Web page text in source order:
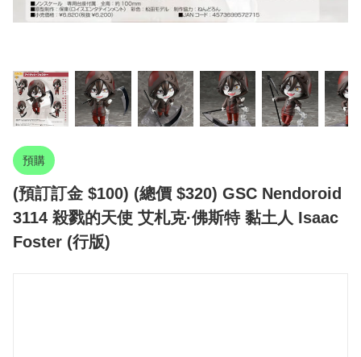
預購
(預訂訂金 $100) (總價 $320) GSC Nendoroid
3114 殺戮的天使 艾札克·佛斯特 黏土人 Isaac
Foster (行版)